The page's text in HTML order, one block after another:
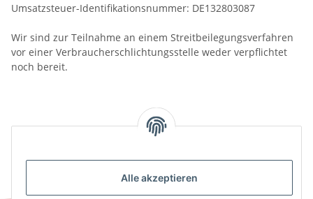
Alle akzeptieren
Umsatzsteuer-Identifikationsnummer: DE132803087
Wir sind zur Teilnahme an einem Streitbeilegungsverfahren
vor einer Verbraucherschlichtungsstelle weder verpflichtet
noch bereit.